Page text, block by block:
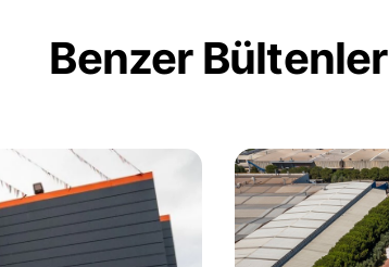
Benzer Bültenler